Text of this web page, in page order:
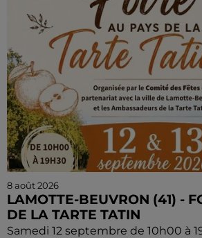
8 août 2026
LAMOTTE-BEUVRON (41) -
DE LA TARTE TATIN
Samedi 12 septembre de 10h00 à